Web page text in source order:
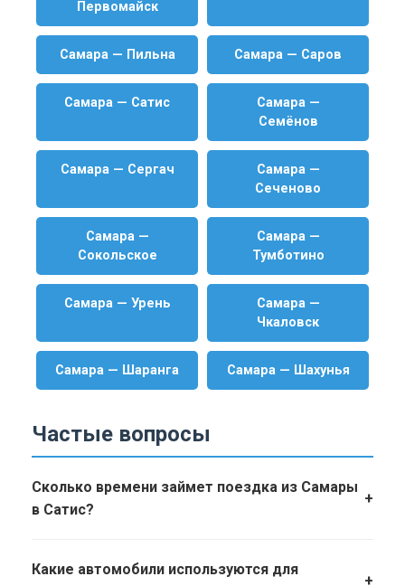
Первомайск
Самара — Пильна Самара — Саров
Самара — Сатис
Самара —
Семёнов
Самара — Сергач
Самара —
Сеченово
Самара —
Сокольское
Самара —
Тумботино
Самара — Урень
Самара —
Чкаловск
Самара — Шаранга Самара — Шахунья
Частые вопросы
Сколько времени займет поездка из Самары
в Сатис?
+
Какие автомобили используются для
+